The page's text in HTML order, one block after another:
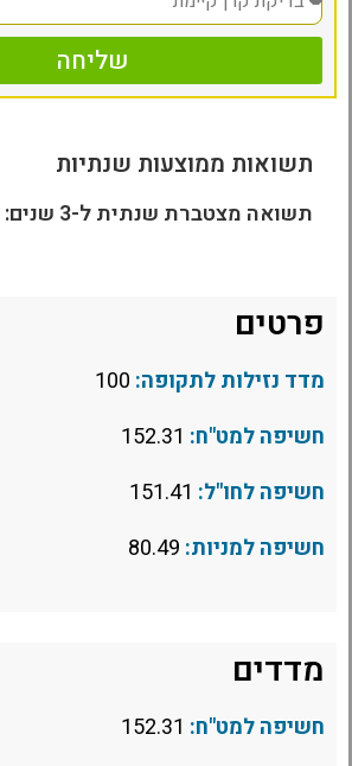
שליחה
תשואות ממוצעות שנתיות
תשואה מצטברת שנתית ל-3 שנים:
פרטים
מדד נזילות לתקופה:
חשיפה למט"ח:
חשיפה לחו"ל:
חשיפה למניות:
מדדים
חשיפה למט"ח: